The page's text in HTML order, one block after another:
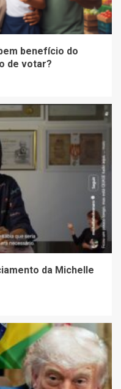
benefício do
de votar?
da Michelle